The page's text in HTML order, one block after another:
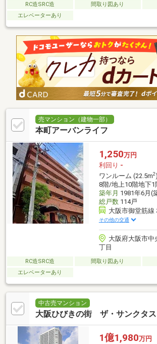
RC造SRC造 間取り図あり
エレベーターあり
売マンション（建物一部）
本町アーバンライフ
1,250万円
利回り -
ワンルーム (22.5m2)
8階/地上10階地下1
築年月 1981年6月(
総戸数114戸
大阪市御堂筋線
その他の交通
大阪府大阪市中
丁目
RC造SRC造 間取り図あり
エレベーターあり
中古売マンション
大阪ひびきの街 ザ・サンクタ
1億1,980万円